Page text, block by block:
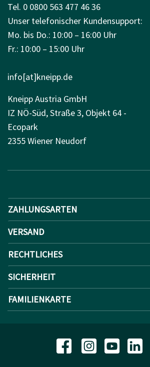
Tel. 0 0800 563 477 46 36
Unser telefonischer Kundensupport:
Mo. bis Do.: 10:00 – 16:00 Uhr
Fr.: 10:00 – 15:00 Uhr
info[at]kneipp.de
Kneipp Austria GmbH
IZ NÖ-Süd, Straße 3, Objekt 64 -
Ecopark
2355 Wiener Neudorf
ZAHLUNGSARTEN
VERSAND
RECHTLICHES
SICHERHEIT
FAMILIENKARTE